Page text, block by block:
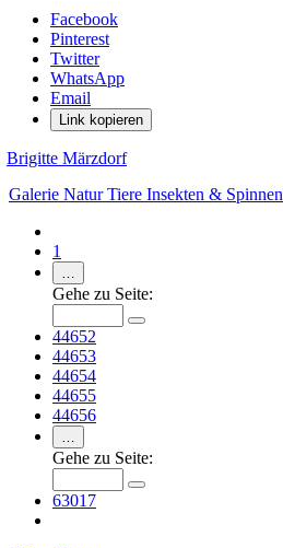
Facebook
Pinterest
Twitter
WhatsApp
Email
Link kopieren
Brigitte Märzdorf
Galerie NaturTiere Insekten & Spinnen
1
…
Gehe zu Seite:
44652
44653
44654
44655
44656
…
Gehe zu Seite:
63017